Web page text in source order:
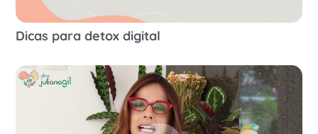
Dicas para detox digital